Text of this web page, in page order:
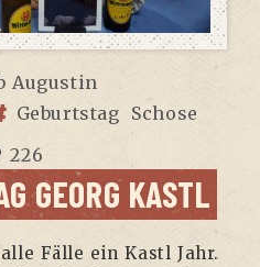
Augustin
Geburtstag Schose
226
GEORG KASTL
Fäl­le ein Kastl Jahr.